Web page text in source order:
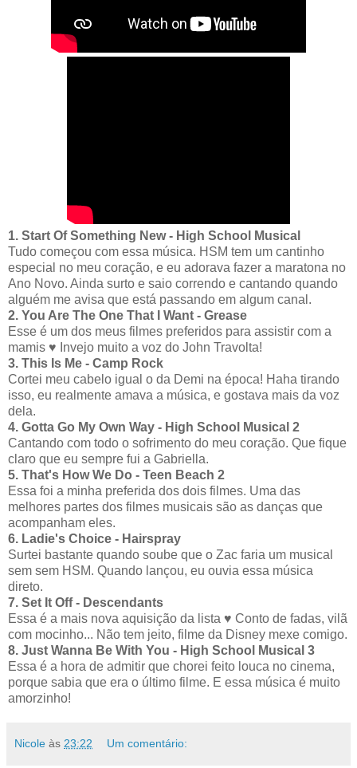
1. Start Of Something New - High School Musical
Tudo começou com essa música. HSM tem um cantinho
especial no meu coração, e eu adorava fazer a maratona no
Ano Novo. Ainda surto e saio correndo e cantando quando
alguém me avisa que está passando em algum canal.
2. You Are The One That I Want - Grease
Esse é um dos meus filmes preferidos para assistir com a
mamis ♥ Invejo muito a voz do John Travolta!
3. This Is Me - Camp Rock
Cortei meu cabelo igual o da Demi na época! Haha tirando
isso, eu realmente amava a música, e gostava mais da voz
dela.
4. Gotta Go My Own Way - High School Musical 2
Cantando com todo o sofrimento do meu coração. Que fique
claro que eu sempre fui a Gabriella.
5. That's How We Do - Teen Beach 2
Essa foi a minha preferida dos dois filmes. Uma das
melhores partes dos filmes musicais são as danças que
acompanham eles.
6. Ladie's Choice - Hairspray
Surtei bastante quando soube que o Zac faria um musical
sem sem HSM. Quando lançou, eu ouvia essa música
direto.
7. Set It Off - Descendants
Essa é a mais nova aquisição da lista ♥ Conto de fadas, vilã
com mocinho... Não tem jeito, filme da Disney mexe comigo.
8. Just Wanna Be With You - High School Musical 3
Essa é a hora de admitir que chorei feito louca no cinema,
porque sabia que era o último filme. E essa música é muito
amorzinho!
Nicole às 23:22 Um comentário: